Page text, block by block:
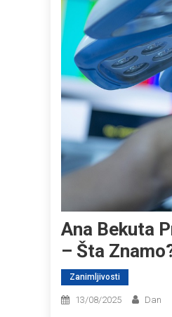
Ana Bekuta
– Šta
Zanimljivosti
13/08/2025 Dan